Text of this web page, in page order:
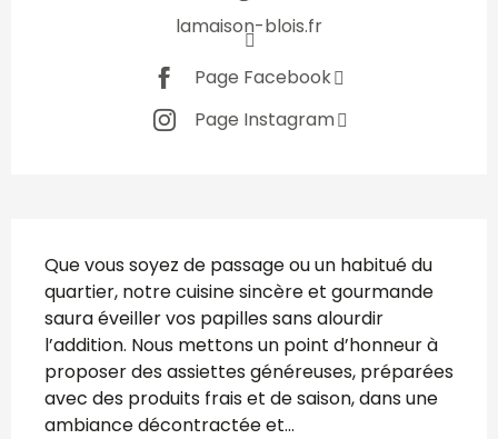
lamaison-blois.fr
Page Facebook
Page Instagram
Description
Que vous soyez de passage ou un habitué du
quartier, notre cuisine sincère et gourmande
saura éveiller vos papilles sans alourdir
l’addition. Nous mettons un point d’honneur à
proposer des assiettes généreuses, préparées
avec des produits frais et de saison, dans une
ambiance décontractée et...